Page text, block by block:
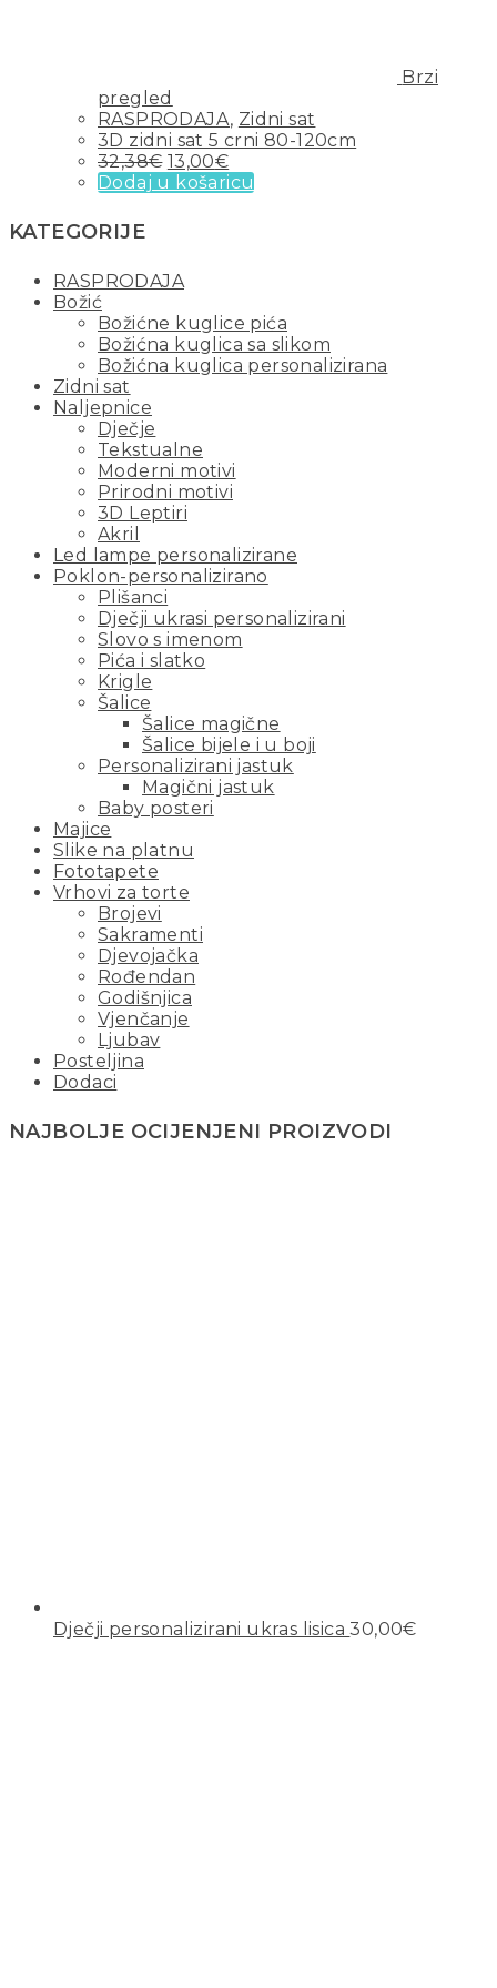
Brzi
pregled
RASPRODAJA, Zidni sat
3D zidni sat 5 crni 80-120cm
32,38€ 13,00€
Dodaj u košaricu
KATEGORIJE
RASPRODAJA
Božić
Božićne kuglice pića
Božićna kuglica sa slikom
Božićna kuglica personalizirana
Zidni sat
Naljepnice
Dječje
Tekstualne
Moderni motivi
Prirodni motivi
3D Leptiri
Akril
Led lampe personalizirane
Poklon-personalizirano
Plišanci
Dječji ukrasi personalizirani
Slovo s imenom
Pića i slatko
Krigle
Šalice
Šalice magične
Šalice bijele i u boji
Personalizirani jastuk
Magični jastuk
Baby posteri
Majice
Slike na platnu
Fototapete
Vrhovi za torte
Brojevi
Sakramenti
Djevojačka
Rođendan
Godišnjica
Vjenčanje
Ljubav
Posteljina
Dodaci
NAJBOLJE OCIJENJENI PROIZVODI
Dječji personalizirani ukras lisica 30,00€